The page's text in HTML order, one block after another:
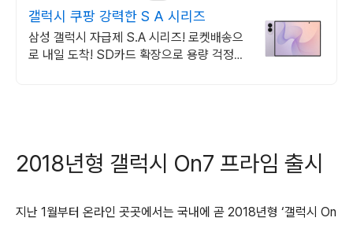
갤럭시 쿠팡 강력한 S A 시리즈
삼성 갤럭시 자급제 S.A 시리즈! 로켓배송으
로 내일 도착! SD카드 확장으로 용량 걱정
2018년형 갤럭시 On7 프라임 출시
지난 1월부터 온라인 곳곳에서는 국내에 곧 2018년형 ‘갤럭시 On